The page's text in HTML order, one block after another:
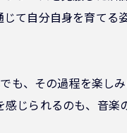
て自分自身を育てる
も、その過程を楽し
じられるのも、音楽